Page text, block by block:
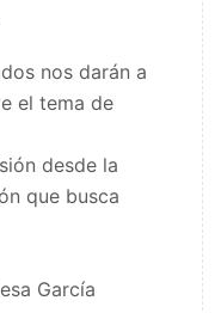
nos darán a
el tema de
desde la
que busca
García